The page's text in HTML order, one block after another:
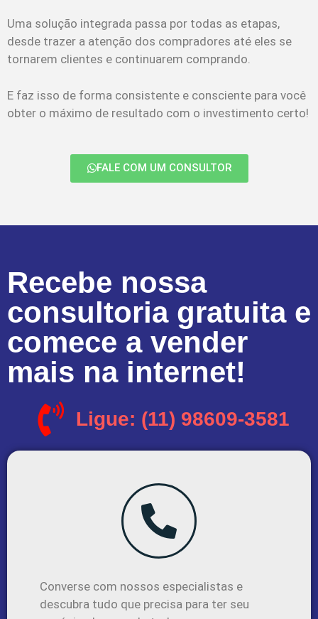
Uma solução integrada passa por todas as etapas,
desde trazer a atenção dos compradores até eles se
tornarem clientes e continuarem comprando.
E faz isso de forma consistente e consciente para você
obter o máximo de resultado com o investimento certo!
FALE COM UM CONSULTOR
Recebe nossa
consultoria gratuita e
comece a vender
mais na internet!
Ligue: (11) 98609-3581
Converse com nossos especialistas e
descubra tudo que precisa para ter seu